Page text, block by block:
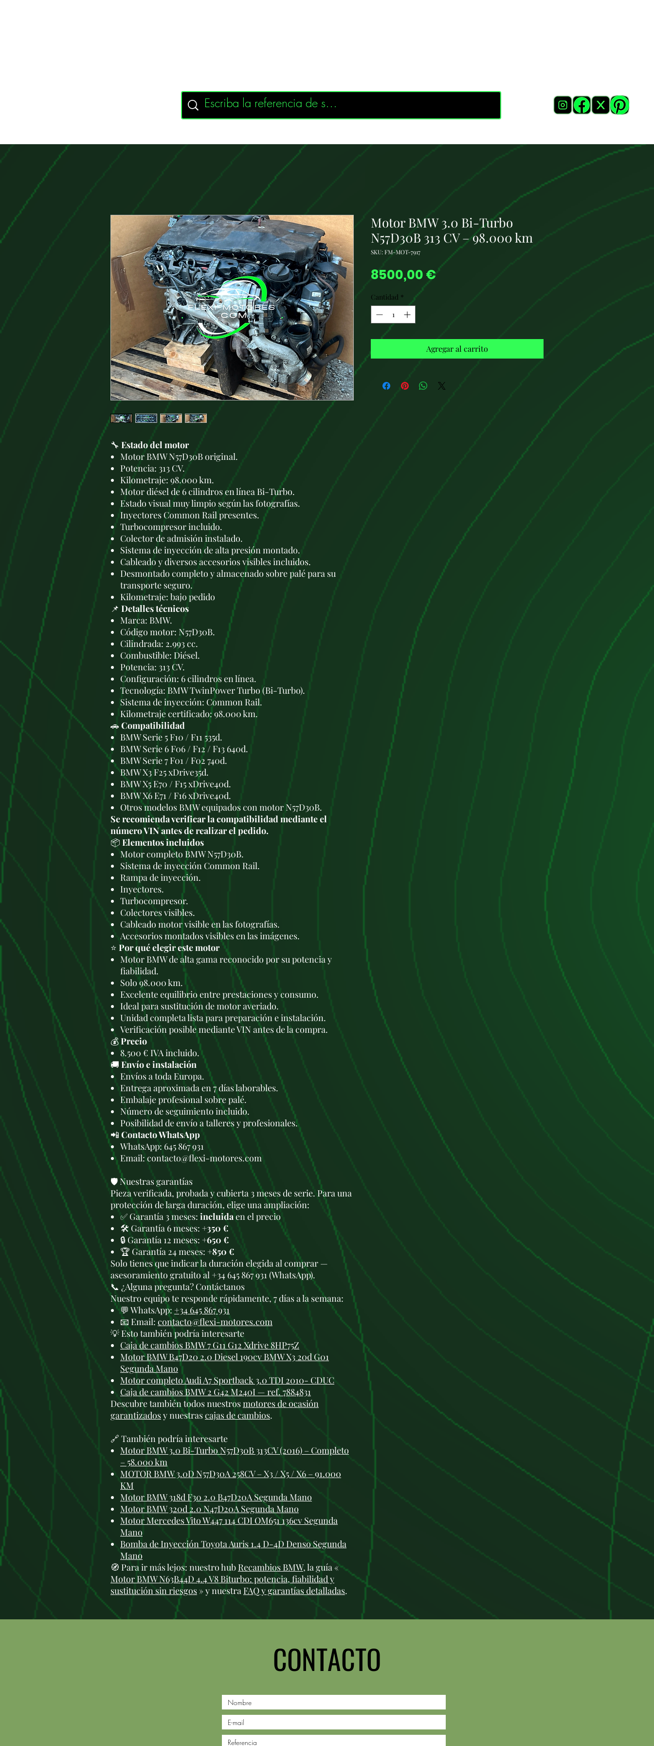
🔧 Estado del motor
Motor BMW N57D30B original.
Potencia: 313 CV.
Kilometraje: 98.000 km.
Motor diésel de 6 cilindros en línea Bi-Turbo.
Estado visual muy limpio según las fotografías.
Inyectores Common Rail presentes.
Turbocompresor incluido.
Colector de admisión instalado.
Sistema de inyección de alta presión montado.
Cableado y diversos accesorios visibles incluidos.
Desmontado completo y almacenado sobre palé para su
transporte seguro.
Kilometraje: bajo pedido
📌 Detalles técnicos
Marca: BMW.
Código motor: N57D30B.
Cilindrada: 2.993 cc.
Combustible: Diésel.
Potencia: 313 CV.
Configuración: 6 cilindros en línea.
Tecnología: BMW TwinPower Turbo (Bi-Turbo).
Sistema de inyección: Common Rail.
Kilometraje certificado: 98.000 km.
🚗 Compatibilidad
BMW Serie 5 F10 / F11 535d.
BMW Serie 6 F06 / F12 / F13 640d.
BMW Serie 7 F01 / F02 740d.
BMW X3 F25 xDrive35d.
BMW X5 E70 / F15 xDrive40d.
BMW X6 E71 / F16 xDrive40d.
Otros modelos BMW equipados con motor N57D30B.
Se recomienda verificar la compatibilidad mediante el
número VIN antes de realizar el pedido.
📦 Elementos incluidos
Motor completo BMW N57D30B.
Sistema de inyección Common Rail.
Rampa de inyección.
Inyectores.
Turbocompresor.
Colectores visibles.
Cableado motor visible en las fotografías.
Accesorios montados visibles en las imágenes.
⭐ Por qué elegir este motor
Motor BMW de alta gama reconocido por su potencia y
fiabilidad.
Solo 98.000 km.
Excelente equilibrio entre prestaciones y consumo.
Ideal para sustitución de motor averiado.
Unidad completa lista para preparación e instalación.
Verificación posible mediante VIN antes de la compra.
💰Precio
8.500 € IVA incluido.
🚚 Envío e instalación
Envíos a toda Europa.
Entrega aproximada en 7 días laborables.
Embalaje profesional sobre palé.
Número de seguimiento incluido.
Posibilidad de envío a talleres y profesionales.
📲 Contacto WhatsApp
WhatsApp: 645 867 931
Email: contacto@flexi-motores.com
🛡️ Nuestras garantías
Pieza verificada, probada y cubierta 3 meses de serie. Para una
protección de larga duración, elige una ampliación:
✅ Garantía 3 meses: incluidaen el precio
🛠️ Garantía 6 meses: +350 €
🔒 Garantía 12 meses: +650 €
🏆 Garantía 24 meses: +850 €
Solo tienes que indicar la duración elegida al comprar —
asesoramiento gratuito al +34 645 867 931 (WhatsApp).
📞 ¿Alguna pregunta? Contáctanos
Nuestro equipo te responde rápidamente, 7 días a la semana:
💬 WhatsApp: +34 645 867 931
📧 Email: contacto@flexi-motores.com
💡 Esto también podría interesarte
Caja de cambios BMW 7 G11 G12 Xdrive 8HP75Z
Motor BMW B47D20 2.0 Diesel 190cv BMW X3 20d G01
Segunda Mano
Motor completo Audi A7 Sportback 3.0 TDI 2010- CDUC
Caja de cambios BMW 2 G42 M240I — ref. 7884831
Descubre también todos nuestrosmotores de ocasión
garantizadosy nuestrascajas de cambios.
🔗 También podría interesarte
Motor BMW 3.0 Bi-Turbo N57D30B 313CV (2016) – Completo
– 58.000 km
MOTOR BMW 3.0D N57D30A 258CV – X3 / X5 / X6 – 91.000
KM
Motor BMW 318d F30 2.0 B47D20A Segunda Mano
Motor BMW 320d 2.0 N47D20A Segunda Mano
Motor Mercedes Vito W447 114 CDI OM651 136cv Segunda
Mano
Bomba de Inyección Toyota Auris 1.4 D-4D Denso Segunda
Mano
🧭 Para ir más lejos: nuestro hub Recambios BMW, la guía «
Motor BMW N63B44D 4.4 V8 Biturbo: potencia, fiabilidad y
sustitución sin riesgos » y nuestra FAQ y garantías detalladas.
Motor BMW 3.0 Bi-Turbo
N57D30B 313 CV – 98.000 km
SKU: FM-MOT-7917
8500,00 €Precio
Cantidad *
Agregar al carrito
CONTACTO